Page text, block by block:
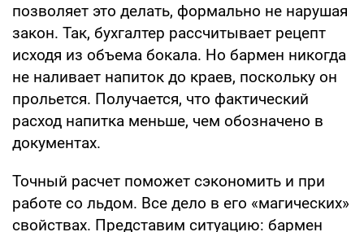
позволяет это делать, формально не нарушая
закон. Так, бухгалтер рассчитывает рецепт
исходя из объема бокала. Но бармен никогда
не наливает напиток до краев, поскольку он
прольется. Получается, что фактический
расход напитка меньше, чем обозначено в
документах.
Точный расчет поможет сэкономить и при
работе со льдом. Все дело в его «магических»
свойствах. Представим ситуацию: бармен